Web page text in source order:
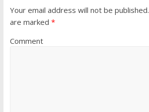
Your email address will not be published.
are marked *
Comment